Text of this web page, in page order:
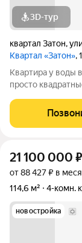
3D-тур
квартал Затон,
Квартал «Затон»,
Квартира у воды
просто
уникальный
расположенный
21 100 000 ₽
от 88 427 ₽ в
114,6 м²
4-комн.
новостройка